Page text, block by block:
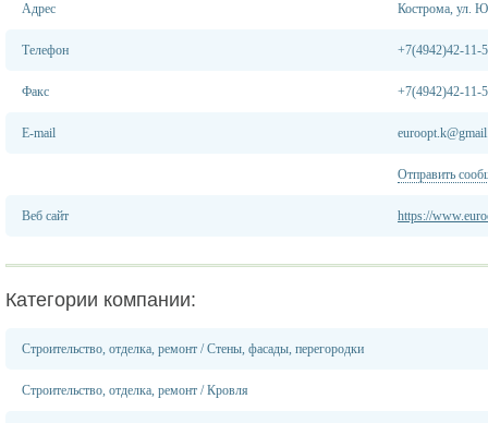
Адрес Кострома, ул.
Телефон +7(4942)42-11-
Факс +7(4942)42-11-
E-mail
Отправить
Веб сайт https://
Категории компании:
Строительство, отделка, ремонт /Стены, фасады, перегородки
Строительство, отделка, ремонт /Кровля